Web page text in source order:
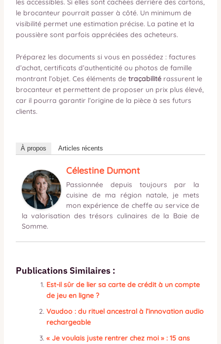
les accessibles. Si elles sont cachées derrière des cartons,
le brocanteur pourrait passer à côté. Un minimum de
visibilité permet une estimation précise. La patine et la
poussière sont parfois appréciées des acheteurs.
Préparez les documents si vous en possédez : factures
d’achat, certificats d’authenticité ou photos de famille
montrant l’objet. Ces éléments de traçabilitérassurent le
brocanteur et permettent de proposer un prix plus élevé,
car il pourra garantir l’origine de la pièce à ses futurs
clients.
À propos Articles récents
Célestine Dumont
Passionnée depuis toujours par la
cuisine de ma région natale, je mets
mon expérience de cheffe au service de
la valorisation des trésors culinaires de la Baie de
Somme.
Publications Similaires :
Est-il sûr de lier sa carte de crédit à un compte
de jeu en ligne ?
Vaudoo : du rituel ancestral à l’innovation audio
rechargeable
« Je voulais juste rentrer chez moi » : 15 ans